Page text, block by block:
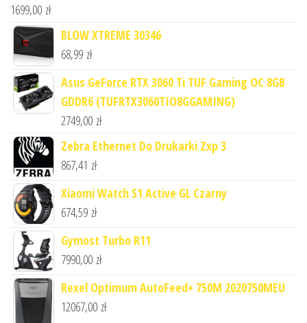
1699,00 zł
BLOW XTREME 30346
68,99 zł
Asus GeForce RTX 3060 Ti TUF Gaming OC 8GB
GDDR6 (TUFRTX3060TIO8GGAMING)
2749,00 zł
Zebra Ethernet Do Drukarki Zxp 3
867,41 zł
Xiaomi Watch S1 Active GL Czarny
674,59 zł
Gymost Turbo R11
7990,00 zł
Rexel Optimum AutoFeed+ 750M 2020750MEU
12067,00 zł